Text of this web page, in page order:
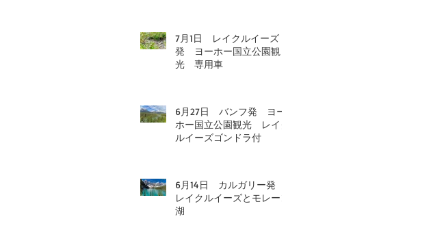
7月1日 レイクルイーズ
発 ヨーホー国立公園観
光 専用車
6月27日 バンフ発 ヨー
ホー国立公園観光 レイク
ルイーズゴンドラ付
6月14日 カルガリー発
レイクルイーズとモレーン
湖